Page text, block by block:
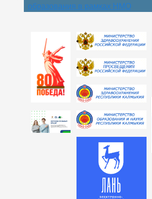
образования в рамках НМО